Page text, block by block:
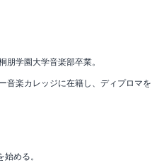
朋学園大学音楽部卒業。
音楽カレッジに在籍し、ディプロマを
サイタルコンサートを行う。
める。